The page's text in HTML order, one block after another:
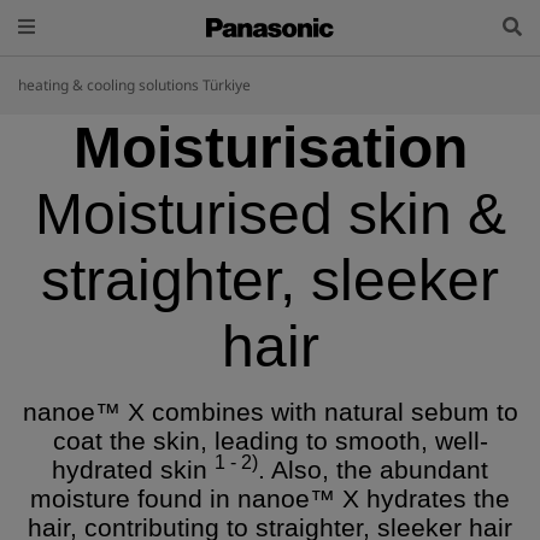
heating & cooling solutions Türkiye
Moisturisation
Moisturised skin &
straighter, sleeker
hair
nanoe™ X combines with natural sebum to
coat the skin, leading to smooth, well-
hydrated skin 1 - 2). Also, the abundant
moisture found in nanoe™ X hydrates the
hair, contributing to straighter, sleeker hair